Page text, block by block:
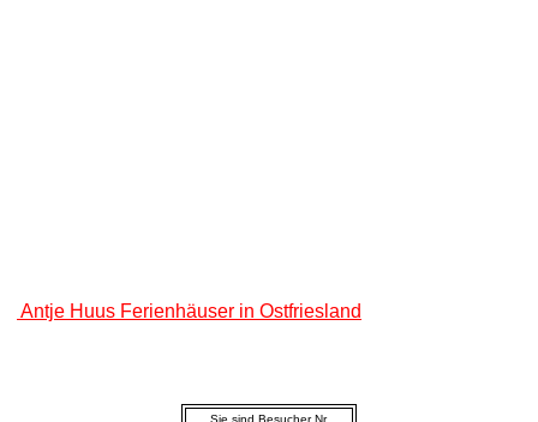
Antje Huus Ferienhäuser in Ostfriesland
Sie sind Besucher Nr.